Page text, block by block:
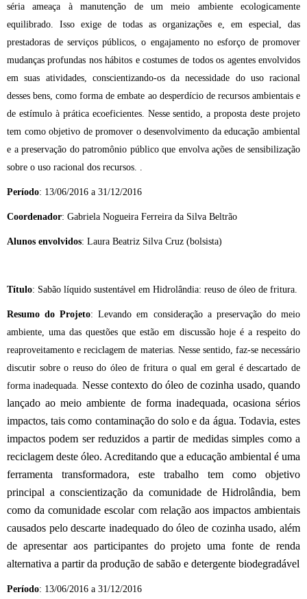
séria ameaça à manutenção de um meio ambiente ecologicamente
equilibrado. Isso exige de todas as organizações e, em especial, das
prestadoras de serviços públicos, o engajamento no esforço de promover
mudanças profundas nos hábitos e costumes de todos os agentes envolvidos
em suas atividades, conscientizando-os da necessidade do uso racional
desses bens, como forma de embate ao desperdício de recursos ambientais e
de estímulo à prática ecoeficientes. Nesse sentido, a proposta deste projeto
tem como objetivo de promover o desenvolvimento da educação ambiental
e a preservação do patromônio público que envolva ações de sensibilização
sobre o uso racional dos recursos. .
Período: 13/06/2016 a 31/12/2016
Coordenador: Gabriela Nogueira Ferreira da Silva Beltrão
Alunos envolvidos: Laura Beatriz Silva Cruz (bolsista)
Título: Sabão líquido sustentável em Hidrolândia: reuso de óleo de fritura.
Resumo do Projeto: Levando em consideração a preservação do meio
ambiente, uma das questões que estão em discussão hoje é a respeito do
reaproveitamento e reciclagem de materias. Nesse sentido, faz-se necessário
discutir sobre o reuso do óleo de fritura o qual em geral é descartado de
forma inadequada. Nesse contexto do óleo de cozinha usado, quando
lançado ao meio ambiente de forma inadequada, ocasiona sérios
impactos, tais como contaminação do solo e da água. Todavia, estes
impactos podem ser reduzidos a partir de medidas simples como a
reciclagem deste óleo. Acreditando que a educação ambiental é uma
ferramenta transformadora, este trabalho tem como objetivo
principal a conscientização da comunidade de Hidrolândia, bem
como da comunidade escolar com relação aos impactos ambientais
causados pelo descarte inadequado do óleo de cozinha usado, além
de apresentar aos participantes do projeto uma fonte de renda
alternativa a partir da produção de sabão e detergente biodegradável
Período: 13/06/2016 a 31/12/2016